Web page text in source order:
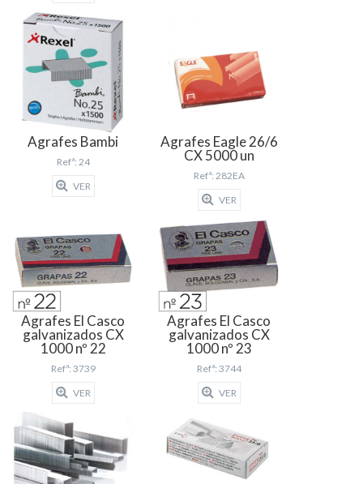
Agrafes Bambi
Refª: 24
VER
Agrafes Eagle 26/6
CX 5000 un
Refª: 282EA
VER
Agrafes El Casco
galvanizados CX
1000 nº 22
Refª: 3739
VER
Agrafes El Casco
galvanizados CX
1000 nº 23
Refª: 3744
VER